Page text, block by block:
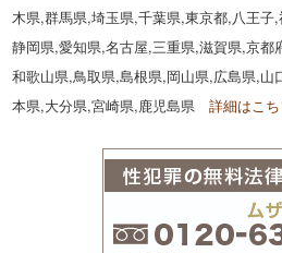
木県,群馬県,埼玉県,千葉県,東京都,八王子
静岡県,愛知県,名古屋,三重県,滋賀県,京都
和歌山県,鳥取県,島根県,岡山県,広島県,山
本県,大分県,宮崎県,鹿児島県詳細はこち